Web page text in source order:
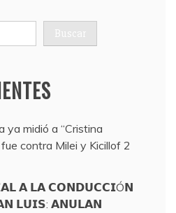
Buscar
ya midió a “Cristina
contra Milei y Kicillof 2
𝗔 𝗟𝗔 𝗖𝗢𝗡𝗗𝗨𝗖𝗖𝗜Ó𝗡
𝗟𝗨𝗜𝗦: 𝗔𝗡𝗨𝗟𝗔𝗡